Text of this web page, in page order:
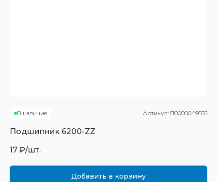
В наличие Артикул: П0000049555
Подшипник 6200-ZZ
17 ₽/шт.
Добавить в корзину